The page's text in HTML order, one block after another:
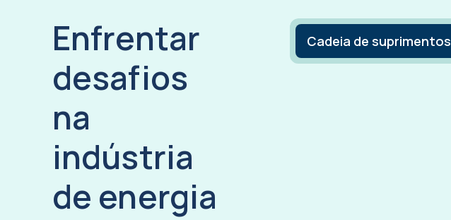
Enfrentar
desafios
na
indústria
de energia
Cadeia de suprimentos